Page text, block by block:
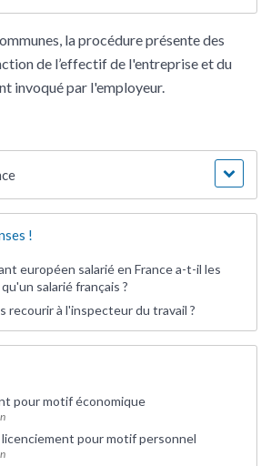
la procédure présente des
de l’effectif de l'entreprise et du
invoqué par l'employeur.
!
européen salarié en France a-t-il les
salarié français ?
recourir à l'inspecteur du travail ?
pour motif économique
pour motif personnel